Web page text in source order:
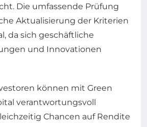
Die umfassende Prüfung
Aktualisierung der Kriterien
da sich geschäftliche
und Innovationen
können mit Green
verantwortungsvoll
Chancen auf Rendite